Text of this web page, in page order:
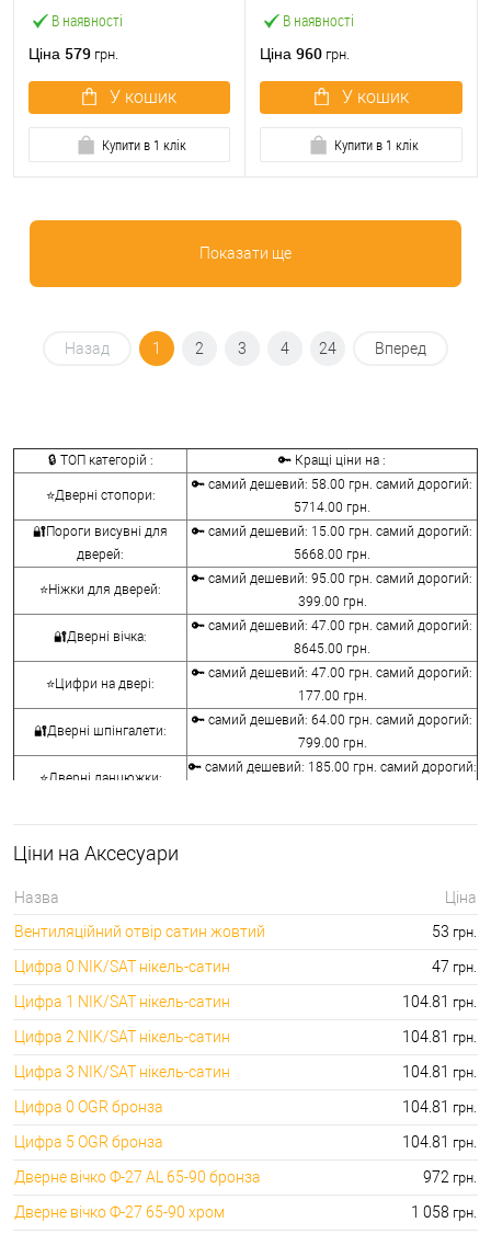
В наявності
нікель
Ціна 579 грн.
У кошик
Купити в 1 клік
В наявності
Ціна 960 грн.
У кошик
Купити в 1 клік
Показати ще
Назад 1 2 3 4 24 Вперед
🔒 ТОП категорій : 🔑 Кращі ціни на :
⭐Дверні стопори:
🔑 самий дешевий: 58.00 грн. самий дорогий:
5714.00 грн.
🔐Пороги висувні для
дверей:
🔑 самий дешевий: 15.00 грн. самий дорогий:
5668.00 грн.
⭐Ніжки для дверей:
🔑 самий дешевий: 95.00 грн. самий дорогий:
399.00 грн.
🔐Дверні вічка:
🔑 самий дешевий: 47.00 грн. самий дорогий:
8645.00 грн.
⭐Цифри на двері:
🔑 самий дешевий: 47.00 грн. самий дорогий:
177.00 грн.
🔐Дверні шпінгалети:
🔑 самий дешевий: 64.00 грн. самий дорогий:
799.00 грн.
⭐Дверні ланцюжки:
🔑 самий дешевий: 185.00 грн. самий дорогий:
🔐Дверні засуви:
дверей:
🔑 самий дешевий: 53.00 грн. самий дорогий:
Ціни на Аксесуари
Назва
Ціна
Вентиляційний отвір сатин жовтий
53 грн.
Цифра 0 NIK/SAT нікель-сатин 47 грн.
Цифра 1 NIK/SAT нікель-сатин 104.81 грн.
Цифра 2 NIK/SAT нікель-сатин 104.81 грн.
Цифра 3 NIK/SAT нікель-сатин 104.81 грн.
Цифра 0 OGR бронза 104.81 грн.
Цифра 5 OGR бронза 104.81 грн.
Дверне вічко Ф-27 AL 65-90 бронза 972 грн.
Дверне вічко Ф-27 65-90 хром 1 058 грн.